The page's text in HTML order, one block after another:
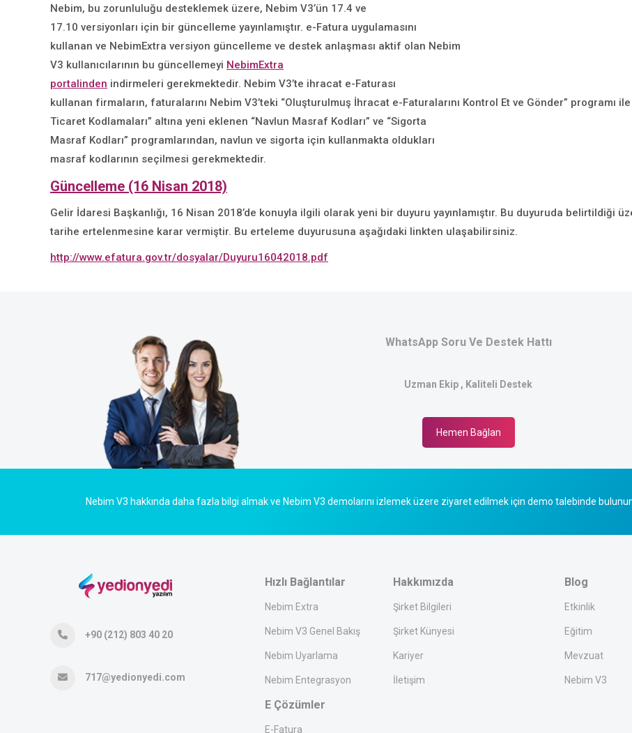
Nebim, bu zorunluluğu desteklemek üzere, Nebim V3’ün 17.4 ve
17.10 versiyonları için bir güncelleme yayınlamıştır. e-Fatura uygulamasını
kullanan ve NebimExtra versiyon güncelleme ve destek anlaşması aktif olan Nebim
V3 kullanıcılarının bu güncellemeyi NebimExtra
portalinden indirmeleri gerekmektedir. Nebim V3’te ihracat e-Faturası
kullanan firmaların, faturalarını Nebim V3’teki “Oluşturulmuş İhracat e-Faturalarını Kontrol Et ve Gönder” programı
Ticaret Kodlamaları” altına yeni eklenen “Navlun Masraf Kodları” ve “Sigorta
Masraf Kodları” programlarından, navlun ve sigorta için kullanmakta oldukları
masraf kodlarının seçilmesi gerekmektedir.
Güncelleme (16 Nisan 2018)
Gelir İdaresi Başkanlığı, 16 Nisan 2018’de konuyla ilgili olarak yeni bir duyuru yayınlamıştır. Bu duyuruda belirtildiği
tarihe ertelenmesine karar vermiştir. Bu erteleme duyurusuna aşağıdaki linkten ulaşabilirsiniz.
http://www.efatura.gov.tr/dosyalar/Duyuru16042018.pdf
WhatsApp Soru Ve Destek Hattı
Uzman Ekip , Kaliteli Destek
Hemen Bağlan
Nebim V3 hakkında daha fazla bilgi almak ve Nebim V3 demolarını izlemek üzere ziyaret edilmek için demo talebinde
+90 (212) 803 40 20
717@yedionyedi.com
Hızlı Bağlantılar
Nebim Extra
Nebim V3 Genel Bakış
Nebim Uyarlama
Nebim Entegrasyon
E Çözümler
E-Fatura
Hakkımızda
Şirket Bilgileri
Şirket Künyesi
Kariyer
İletişim
Blog
Etkinlik
Eğitim
Mevzuat
Nebim V3